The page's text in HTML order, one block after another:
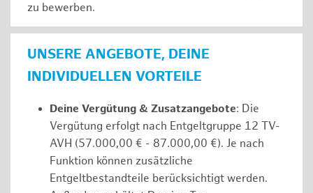
zu bewerben.
UNSERE ANGEBOTE, DEINE
INDIVIDUELLEN VORTEILE
Deine Vergütung & Zusatzangebote: Die
Vergütung erfolgt nach Entgeltgruppe 12 TV-
AVH (57.000,00 € - 87.000,00 €). Je nach
Funktion können zusätzliche
Entgeltbestandteile berücksichtigt werden.